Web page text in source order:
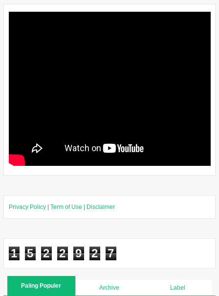
Privacy Policy| Term of Use Disclaimer
1 5 2 2 9 2 7
Paling Populer Archive Label